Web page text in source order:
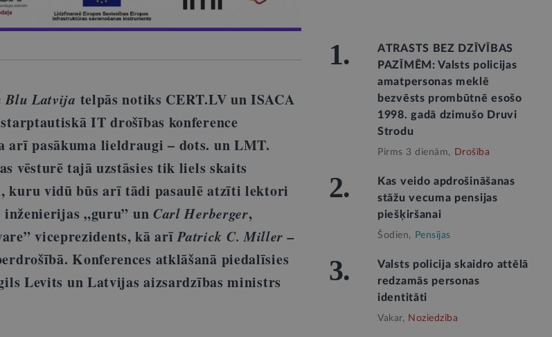
Blu Latvija telpās notiks CERT.LV un ISACA
IT drošības konference
pasākuma lieldraugi – dots. un LMT.
vēsturē tajā uzstāsies tik liels skaits
kuru vidū būs arī tādi pasaulē atzīti lektori
inženierijas „guru” un Carl Herberger,
viceprezidents, kā arīPatrick C. Miller –
Konferences atklāšanā piedalīsies
Levits un Latvijas aizsardzības ministrs
1.
ATRASTS BEZ DZĪVĪBAS
PAZĪMĒM: Valsts policijas
amatpersonas meklē
bezvēsts prombūtnē esošo
1998. gadā dzimušo Druvi
Strodu
Pirms 3 dienām, Drošība
2.
Kas veido apdrošināšanas
stāžu vecuma pensijas
piešķiršanai
Šodien, Pensijas
3.
Valsts policija skaidro attēlā
redzamās personas
identitāti
Vakar, Noziedzība